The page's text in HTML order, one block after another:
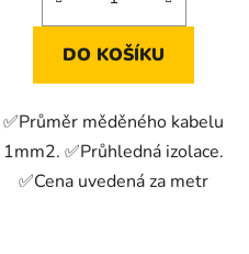
DO KOŠÍKU
✅Průměr měděného kabelu
1mm2. ✅Průhledná izolace.
✅Cena uvedená za metr